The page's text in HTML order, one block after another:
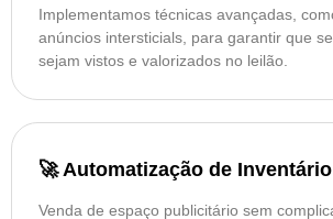
Implementamos técnicas avançadas,
anúncios intersticials, para garantir que
sejam vistos e valorizados no leilão.
🚀 Automatização de Inventário
Venda de espaço publicitário sem